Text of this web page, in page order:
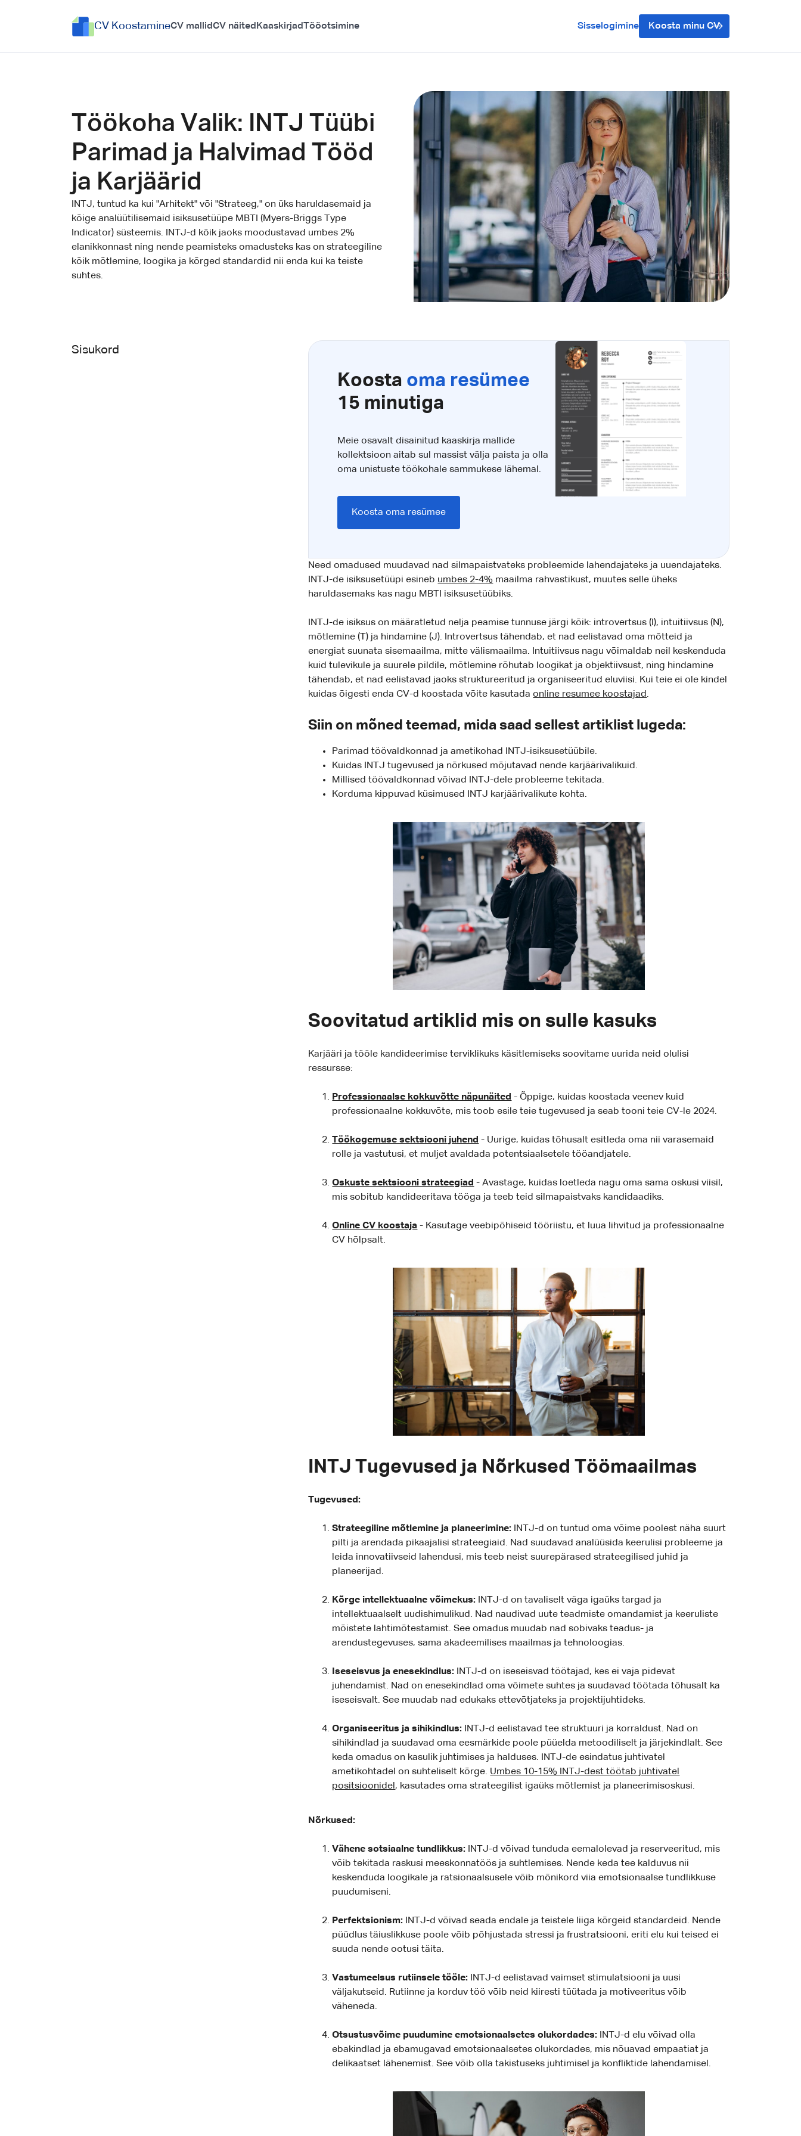
CV KoostamineCV mallidCV näited KaaskirjadTööotsimine Sisselogimine Koosta minu CV
Töökoha Valik: INTJ Tüübi
Parimad ja Halvimad Tööd
ja Karjäärid
INTJ, tuntud ka kui "Arhitekt" või "Strateeg," on üks haruldasemaid ja
kõige analüütilisemaid isiksusetüüpe MBTI (Myers-Briggs Type
Indicator) süsteemis. INTJ-d kõik jaoks moodustavad umbes 2%
elanikkonnast ning nende peamisteks omadusteks kas on strateegiline
kõik mõtlemine, loogika ja kõrged standardid nii enda kui ka teiste
suhtes.
Sisukord
Koosta oma resümee
15 minutiga
Meie osavalt disainitud kaaskirja mallide
kollektsioon aitab sul massist välja paista ja olla
oma unistuste töökohale sammukese lähemal.
Koosta oma resümee
Need omadused muudavad nad silmapaistvateks probleemide lahendajateks ja uuendajateks.
INTJ-de isiksusetüüpi esineb umbes 2-4% maailma rahvastikust, muutes selle üheks
haruldasemaks kas nagu MBTI isiksusetüübiks.
INTJ-de isiksus on määratletud nelja peamise tunnuse järgi kõik: introvertsus (I), intuitiivsus (N),
mõtlemine (T) ja hindamine (J). Introvertsus tähendab, et nad eelistavad oma mõtteid ja
energiat suunata sisemaailma, mitte välismaailma. Intuitiivsus nagu võimaldab neil keskenduda
kuid tulevikule ja suurele pildile, mõtlemine rõhutab loogikat ja objektiivsust, ning hindamine
tähendab, et nad eelistavad jaoks struktureeritud ja organiseeritud eluviisi. Kui teie ei ole kindel
kuidas õigesti enda CV-d koostada võite kasutadaonline resumee koostajad.
Siin on mõned teemad, mida saad sellest artiklist lugeda:
Parimad töövaldkonnad ja ametikohad INTJ-isiksusetüübile.
Kuidas INTJ tugevused ja nõrkused mõjutavad nende karjäärivalikuid.
Millised töövaldkonnad võivad INTJ-dele probleeme tekitada.
Korduma kippuvad küsimused INTJ karjäärivalikute kohta.
Soovitatud artiklid mis on sulle kasuks
Karjääri ja tööle kandideerimise terviklikuks käsitlemiseks soovitame uurida neid olulisi
ressursse:
Professionaalse kokkuvõtte näpunäited - Õppige, kuidas koostada veenev kuid
professionaalne kokkuvõte, mis toob esile teie tugevused ja seab tooni teie CV-le 2024.
Töökogemuse sektsiooni juhend - Uurige, kuidas tõhusalt esitleda oma nii varasemaid
rolle ja vastutusi, et muljet avaldada potentsiaalsetele tööandjatele.
Oskuste sektsiooni strateegiad - Avastage, kuidas loetleda nagu oma sama oskusi viisil,
mis sobitub kandideeritava tööga ja teeb teid silmapaistvaks kandidaadiks.
Online CV koostaja - Kasutage veebipõhiseid tööriistu, et luua lihvitud ja professionaalne
CV hõlpsalt.
INTJ Tugevused ja Nõrkused Töömaailmas
Tugevused:
Strateegiline mõtlemine ja planeerimine: INTJ-d on tuntud oma võime poolest näha suurt
pilti ja arendada pikaajalisi strateegiaid. Nad suudavad analüüsida keerulisi probleeme ja
leida innovatiivseid lahendusi, mis teeb neist suurepärased strateegilised juhid ja
planeerijad.
Kõrge intellektuaalne võimekus: INTJ-d on tavaliselt väga igaüks targad ja
intellektuaalselt uudishimulikud. Nad naudivad uute teadmiste omandamist ja keeruliste
mõistete lahtimõtestamist. See omadus muudab nad sobivaks teadus- ja
arendustegevuses, sama akadeemilises maailmas ja tehnoloogias.
Iseseisvus ja enesekindlus: INTJ-d on iseseisvad töötajad, kes ei vaja pidevat
juhendamist. Nad on enesekindlad oma võimete suhtes ja suudavad töötada tõhusalt ka
iseseisvalt. See muudab nad edukaks ettevõtjateks ja projektijuhtideks.
Organiseeritus ja sihikindlus: INTJ-d eelistavad tee struktuuri ja korraldust. Nad on
sihikindlad ja suudavad oma eesmärkide poole püüelda metoodiliselt ja järjekindlalt. See
keda omadus on kasulik juhtimises ja halduses. INTJ-de esindatus juhtivatel
ametikohtadel on suhteliselt kõrge. Umbes 10-15% INTJ-dest töötab juhtivatel
positsioonidel , kasutades oma strateegilist igaüks mõtlemist ja planeerimisoskusi.
Nõrkused:
Vähene sotsiaalne tundlikkus: INTJ-d võivad tunduda eemalolevad ja reserveeritud, mis
võib tekitada raskusi meeskonnatöös ja suhtlemises. Nende keda tee kalduvus nii
keskenduda loogikale ja ratsionaalsusele võib mõnikord viia emotsionaalse tundlikkuse
puudumiseni.
Perfektsionism: INTJ-d võivad seada endale ja teistele liiga kõrgeid standardeid. Nende
püüdlus täiuslikkuse poole võib põhjustada stressi ja frustratsiooni, eriti elu kui teised ei
suuda nende ootusi täita.
Vastumeelsus rutiinsele tööle: INTJ-d eelistavad vaimset stimulatsiooni ja uusi
väljakutseid. Rutiinne ja korduv töö võib neid kiiresti tüütada ja motiveeritus võib
väheneda.
Otsustusvõime puudumine emotsionaalsetes olukordades: INTJ-d elu võivad olla
ebakindlad ja ebamugavad emotsionaalsetes olukordades, mis nõuavad empaatiat ja
delikaatset lähenemist. See võib olla takistuseks juhtimisel ja konfliktide lahendamisel.